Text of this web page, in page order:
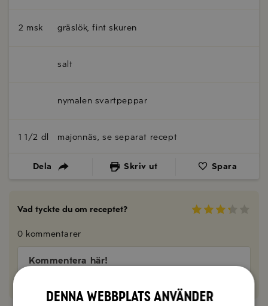
2 msk gräslök, fint skuren
salt
nymalen svartpeppar
1 1/2 dl majonnäs, se separat recept
Dela Skriv ut Spara
Vad tyckte du om receptet?
0 kommentarer
Kommentera här!
Denna webbplats använder